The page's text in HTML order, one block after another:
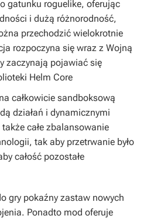
gatunku roguelike, oferując
i dużą różnorodność,
przechodzić wielokrotnie
rozpoczyna się wraz z Wojną
zaczynają pojawiać się
Helm Core
całkowicie sandboksową
działań i dynamicznymi
całe zbalansowanie
tak aby przetrwanie było
całość pozostałe
gry pokaźny zastaw nowych
Ponadto mod oferuje